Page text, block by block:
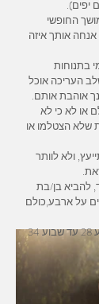
יפים).
החופשי
אנחה אותך איזה
בתנוחות
העריכה אוכל
אוהבת אותם.
או לא כי לא
שלא הצטלמו או
ולא לוותר
להביא בן/בת
על ארבע,כולם